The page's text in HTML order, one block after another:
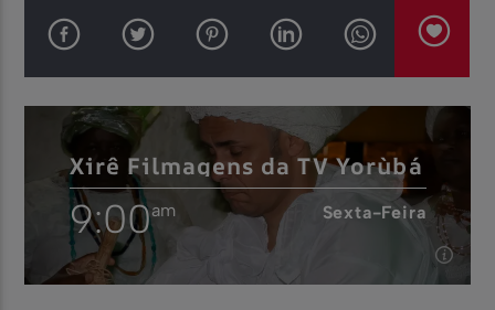
Xirê Filmagens da TV Yorùbá
9:00am Sexta-Feira